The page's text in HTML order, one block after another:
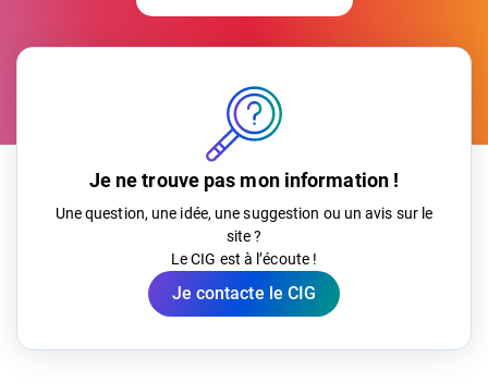
Je ne trouve pas mon information !
Une question, une idée, une suggestion ou un avis sur le
site ?
Le CIG est à l’écoute !
Je contacte le CIG